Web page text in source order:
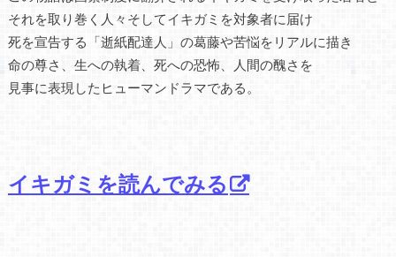
それを取り巻く人々そしてイキガミを対象者に届け
死を宣告する「逝紙配達人」の葛藤や苦悩をリアルに描き
命の尊さ、生への執着、死への恐怖、人間の醜さを
見事に表現したヒューマンドラマである。
イキガミを読んでみる